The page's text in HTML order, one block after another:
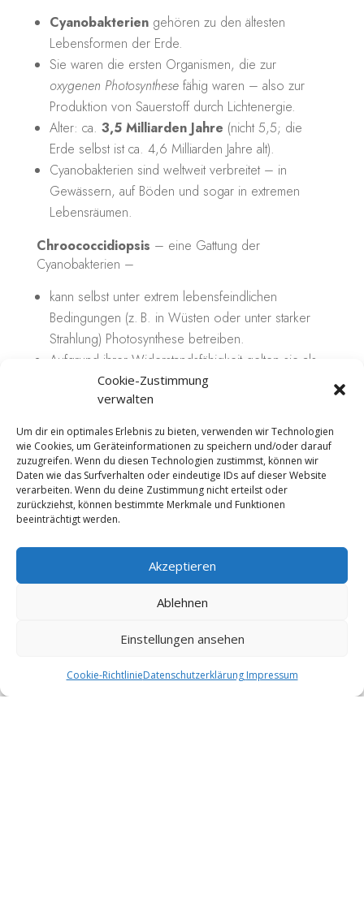
Cookie-Zustimmung
verwalten
Um dir ein optimales Erlebnis zu bieten, verwenden wir Technologien
wie Cookies, um Geräteinformationen zu speichern und/oder darauf
zuzugreifen. Wenn du diesen Technologien zustimmst, können wir
Daten wie das Surfverhalten oder eindeutige IDs auf dieser Website
verarbeiten. Wenn du deine Zustimmung nicht erteilst oder
zurückziehst, können bestimmte Merkmale und Funktionen
beeinträchtigt werden.
Akzeptieren
Ablehnen
Einstellungen ansehen
Cookie-RichtlinieDatenschutzerklärung Impressum
Cyanobakteriengehören zu den ältesten
Lebensformen der Erde.
Sie waren die ersten Organismen, die zur
oxygenen Photosynthesefähig waren – also zur
Produktion von Sauerstoff durch Lichtenergie.
Alter: ca. 3,5 Milliarden Jahre (nicht 5,5; die
Erde selbst ist ca. 4,6 Milliarden Jahre alt).
Cyanobakterien sind weltweit verbreitet – in
Gewässern, auf Böden und sogar in extremen
Lebensräumen.
Chroococcidiopsis – eine Gattung der
Cyanobakterien –
kann selbst unter extrem lebensfeindlichen
Bedingungen (z. B. in Wüsten oder unter starker
Strahlung) Photosynthese betreiben.
Aufgrund ihrer Widerstandsfähigkeit gelten sie als
vielversprechende Kandidaten für das
– also die Umwandlung unbelebter Himmelskörper
in lebensfreundliche Umgebungen.
Mehr Informationen:
https://www.welt.de/wissenschaft/umwelt/article1273
61241/Die-grosse-Sauerstoffkatastrophe.html
https://www.dctp.tv/filme/10-vor-11-14-07-2003